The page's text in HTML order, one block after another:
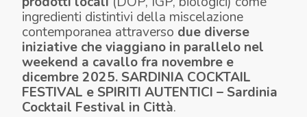
ingredienti distintivi della miscelazione
contemporanea attraverso due diverse
iniziative che viaggiano in parallelo nel
weekend a cavallo fra novembre e
dicembre 2025. SARDINIA COCKTAIL
FESTIVAL e SPIRITI AUTENTICI – Sardinia
Cocktail Festival in Città.